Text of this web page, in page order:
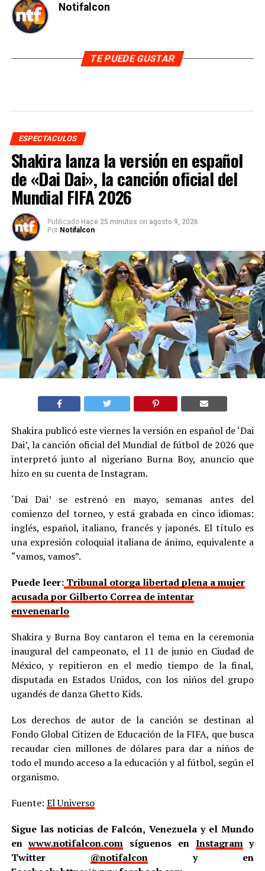
Notifalcon
TE PUEDE GUSTAR
ESPECTACULOS
Shakira lanza la versión en español
de «Dai Dai», la canción oficial del
Mundial FIFA 2026
Publicado Hace 25 minutos on agosto 9, 2026
Por Notifalcon
Shakira publicó este viernes la versión en español de ‘Dai
Dai’, la canción oficial del Mundial de fútbol de 2026 que
interpretó junto al nigeriano Burna Boy, anuncio que
hizo en su cuenta de Instagram.
‘Dai Dai’ se estrenó en mayo, semanas antes del
comienzo del torneo, y está grabada en cinco idiomas:
inglés, español, italiano, francés y japonés. El título es
una expresión coloquial italiana de ánimo, equivalente a
“vamos, vamos”.
Puede leer:Tribunal otorga libertad plena a mujer
acusada por Gilberto Correa de intentar
envenenarlo
Shakira y Burna Boy cantaron el tema en la ceremonia
inaugural del campeonato, el 11 de junio en Ciudad de
México, y repitieron en el medio tiempo de la final,
disputada en Estados Unidos, con los niños del grupo
ugandés de danza Ghetto Kids.
Los derechos de autor de la canción se destinan al
Fondo Global Citizen de Educación de la FIFA, que busca
recaudar cien millones de dólares para dar a niños de
todo el mundo acceso a la educación y al fútbol, según el
organismo.
Fuente: El Universo
Sigue las noticias de Falcón, Venezuela y el Mundo
enwww.notifalcon.com síguenos en Instagramy
Twitter @notifalcony en